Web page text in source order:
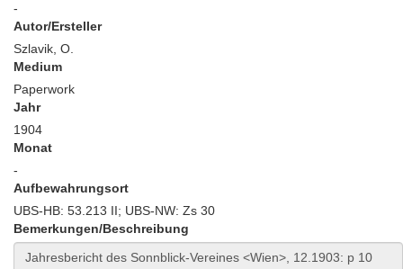
-
Autor/Ersteller
Szlavik, O.
Medium
Paperwork
Jahr
1904
Monat
-
Aufbewahrungsort
UBS-HB: 53.213 II; UBS-NW: Zs 30
Bemerkungen/Beschreibung